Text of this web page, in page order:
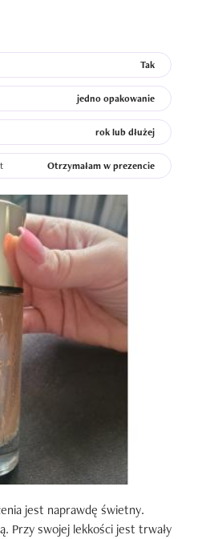
Tak
jedno opakowanie
rok lub dłużej
Otrzymałam w prezencie
jest naprawdę świetny.
Przy swojej lekkości jest trwały